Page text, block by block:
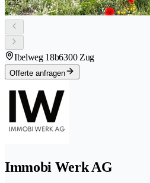
Ibelweg 18b6300 Zug
Offerte anfragen
Immobi Werk AG